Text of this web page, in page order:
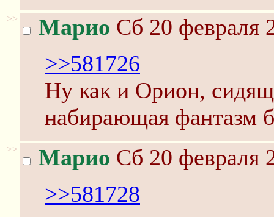
>> Марио Сб 20 февраля
>>581726
Ну как и Орион,
набирающая фантазм
>> Марио Сб 20 февраля
>>581728